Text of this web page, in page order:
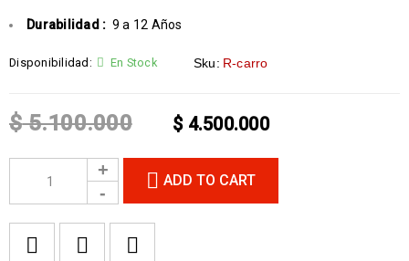
Durabilidad : 9 a 12 Años
Disponibilidad: En Stock Sku: R-carro
$5.100.000 $4.500.000
ADD TO CART